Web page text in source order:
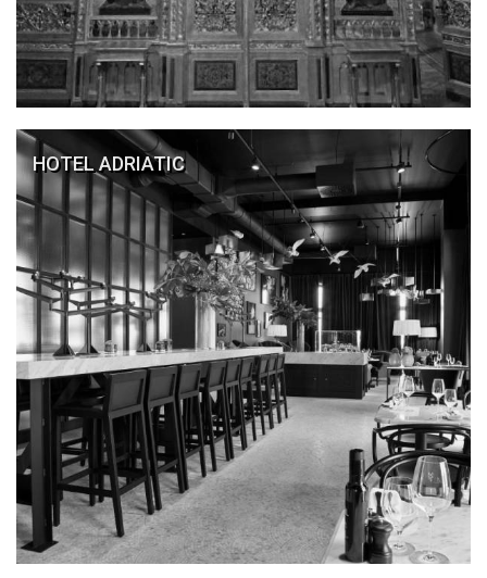
HOTEL ADRIATIC